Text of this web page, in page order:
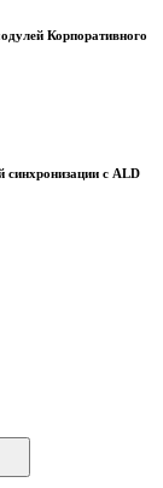
Корпоративного
синхронизации с ALD